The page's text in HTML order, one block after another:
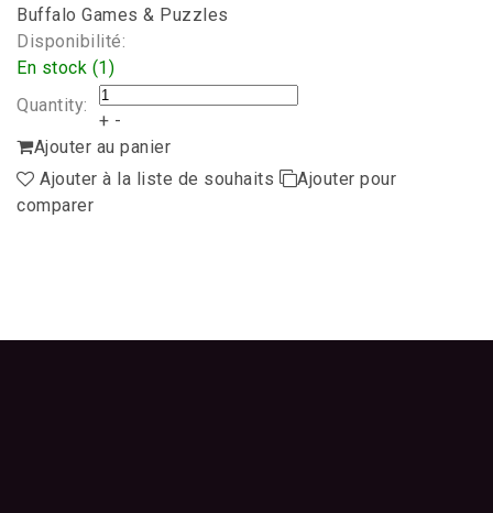
Buffalo Games & Puzzles
Disponibilité:
En stock (1)
Quantity:
+ -
Ajouter au panier
Ajouter à la liste de souhaits
Ajouter pour
comparer